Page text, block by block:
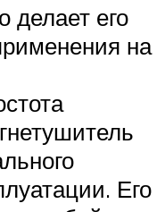
делает его
на
Его